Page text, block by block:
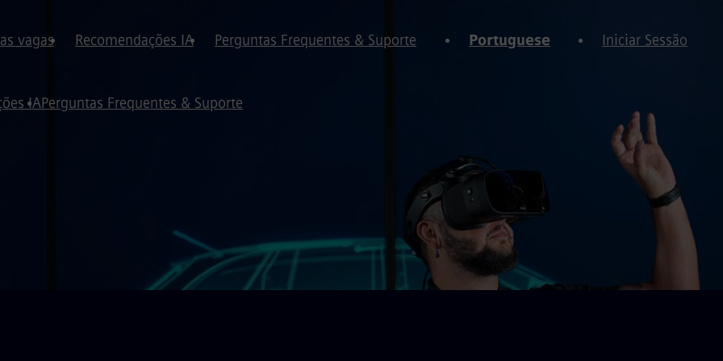
vagas Recomendações IA Perguntas Frequentes & Suporte Portuguese Iniciar Sessão
IAPerguntas Frequentes & Suporte